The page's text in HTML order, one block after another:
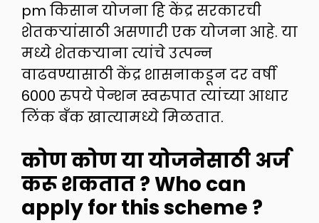
pm किसान योजना हि केंद्र सरकारची
शेतकऱ्यांसाठी असणारी एक योजना आहे. या
मध्ये शेतकऱ्याना त्यांचे उत्पन्न
वाढवण्यासाठी केंद्र शासनाकडून दर वर्षी
6000 रुपये पेन्शन स्वरुपात त्यांच्या आधार
लिंक बँक खात्यामध्ये मिळतात.
कोण कोण या योजनेसाठी अर्ज
करू शकतात ? Who can
apply for this scheme ?